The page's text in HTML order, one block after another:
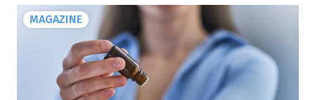
apparemment sans gravité pourraient redevenir
mortelles.
MAGAZINE